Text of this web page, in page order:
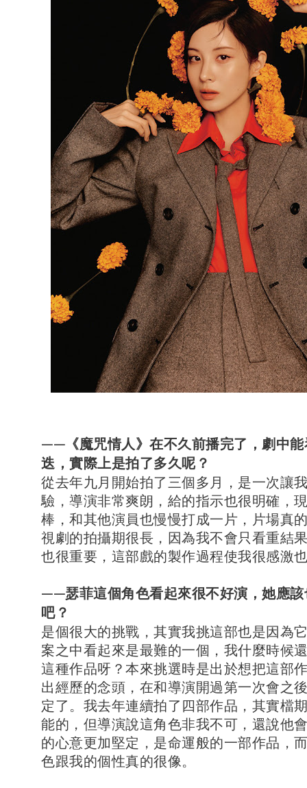
——《魔咒情人》在不久前播完了，劇中
迭，實際上是拍了多久呢？
從去年九月開始拍了三個多月，是一次讓
驗，導演非常爽朗，給的指示也很明確，
棒，和其他演員也慢慢打成一片，片場真
視劇的拍攝期很長，因為我不會只看重結
也很重要，這部戲的製作過程使我很感激
——瑟菲這個角色看起來很不好演，她應
吧？
是個很大的挑戰，其實我挑這部也是因為
案之中看起來是最難的一個，我什麼時候
這種作品呀？本來挑選時是出於想把這部
出經歷的念頭，在和導演開過第一次會之
定了。我去年連續拍了四部作品，其實檔
能的，但導演說這角色非我不可，還說他
的心意更加堅定，是命運般的一部作品，
色跟我的個性真的很像。